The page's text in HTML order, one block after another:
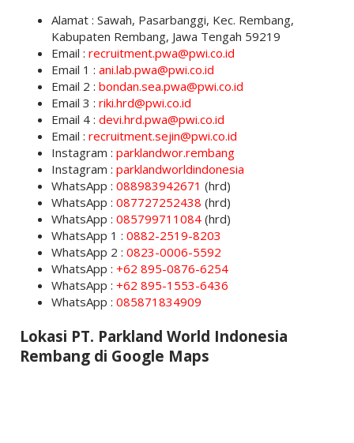
Alamat : Sawah, Pasarbanggi, Kec. Rembang,
Kabupaten Rembang, Jawa Tengah 59219
Email : recruitment.pwa@pwi.co.id
Email 1 : ani.lab.pwa@pwi.co.id
Email 2 : bondan.sea.pwa@pwi.co.id
Email 3 : riki.hrd@pwi.co.id
Email 4 : devi.hrd.pwa@pwi.co.id
Email : recruitment.sejin@pwi.co.id
Instagram : parklandwor.rembang
Instagram : parklandworldindonesia
WhatsApp : 088983942671 (hrd)
WhatsApp : 087727252438 (hrd)
WhatsApp : 085799711084(hrd)
WhatsApp 1 : 0882-2519-8203
WhatsApp 2 : 0823-0006-5592
WhatsApp : +62 895-0876-6254
WhatsApp : +62 895-1553-6436
WhatsApp : 085871834909
Lokasi PT. Parkland World Indonesia
Rembang di Google Maps